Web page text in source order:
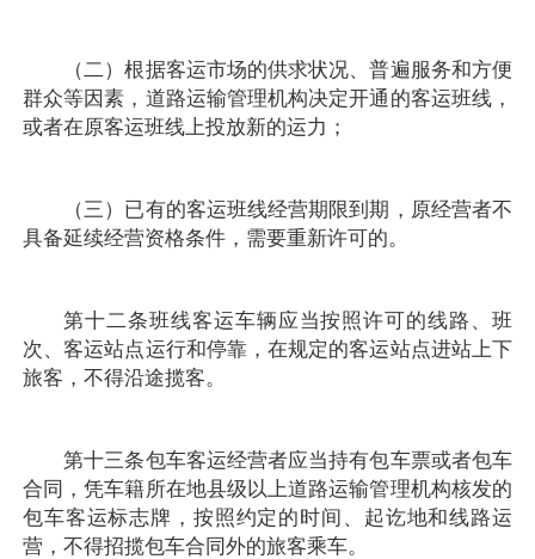
（二）根据客运市场的供求状况、普遍服务和方便
群众等因素，道路运输管理机构决定开通的客运班线，
或者在原客运班线上投放新的运力；
（三）已有的客运班线经营期限到期，原经营者不
具备延续经营资格条件，需要重新许可的。
第十二条班线客运车辆应当按照许可的线路、班
次、客运站点运行和停靠，在规定的客运站点进站上下
旅客，不得沿途揽客。
第十三条包车客运经营者应当持有包车票或者包车
合同，凭车籍所在地县级以上道路运输管理机构核发的
包车客运标志牌，按照约定的时间、起讫地和线路运
营，不得招揽包车合同外的旅客乘车。